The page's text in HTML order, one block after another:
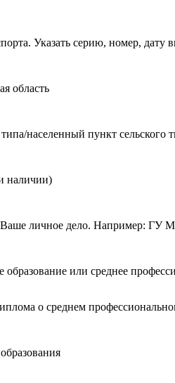
Указать серию, номер, дату
область
населенный пункт сельского
наличии)
личное дело. Например: ГУ
или среднее
о среднем